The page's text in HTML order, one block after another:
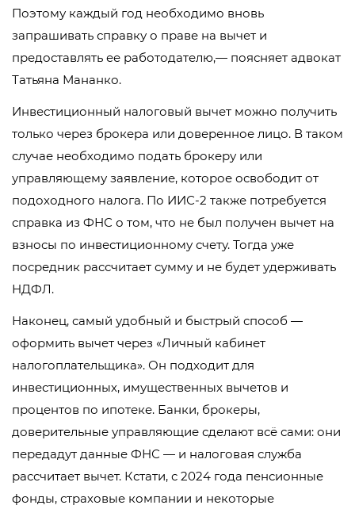
Поэтому каждый год необходимо вновь
запрашивать справку о праве на вычет и
предоставлять ее работодателю,— поясняет адвокат
Татьяна Мананко.
Инвестиционный налоговый вычет можно получить
только через брокера или доверенное лицо. В таком
случае необходимо подать брокеру или
управляющему заявление, которое освободит от
подоходного налога. По ИИС-2 также потребуется
справка из ФНС о том, что не был получен вычет на
взносы по инвестиционному счету. Тогда уже
посредник рассчитает сумму и не будет удерживать
НДФЛ.
Наконец, самый удобный и быстрый способ —
оформить вычет через «Личный кабинет
налогоплательщика». Он подходит для
инвестиционных, имущественных вычетов и
процентов по ипотеке. Банки, брокеры,
доверительные управляющие сделают всё сами: они
передадут данные ФНС — и налоговая служба
рассчитает вычет. Кстати, с 2024 года пенсионные
фонды, страховые компании и некоторые